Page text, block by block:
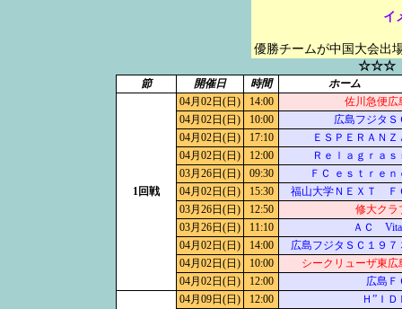
イ
優勝チームが中国大会出
☆☆☆
節 開催日 時間 ホーム
1回戦
04月02日(日) 14:00
佐川急便広
04月02日(日)
10:00
広島フジタＳ
04月02日(日)
17:10
ＥＳＰＥＲＡＮＺ
04月02日(日)
12:00
Ｒｅｌａｇｒａｓ
03月26日(日)
09:30
ＦＣ ｅｓｔｒｅｎ
04月02日(日)
15:30
福山大学ＮＥＸＴ Ｆ
03月26日(日)
12:50
修大クラ
03月26日(日)
11:10
ＡＣ
04月02日(日)
14:00
広島フジタＳＣ１９７
04月02日(日)
10:00
シークリューザ東広
04月02日(日)
12:00 広島Ｆ
04月09日(日) 12:00
Ｈ”ＩＤ